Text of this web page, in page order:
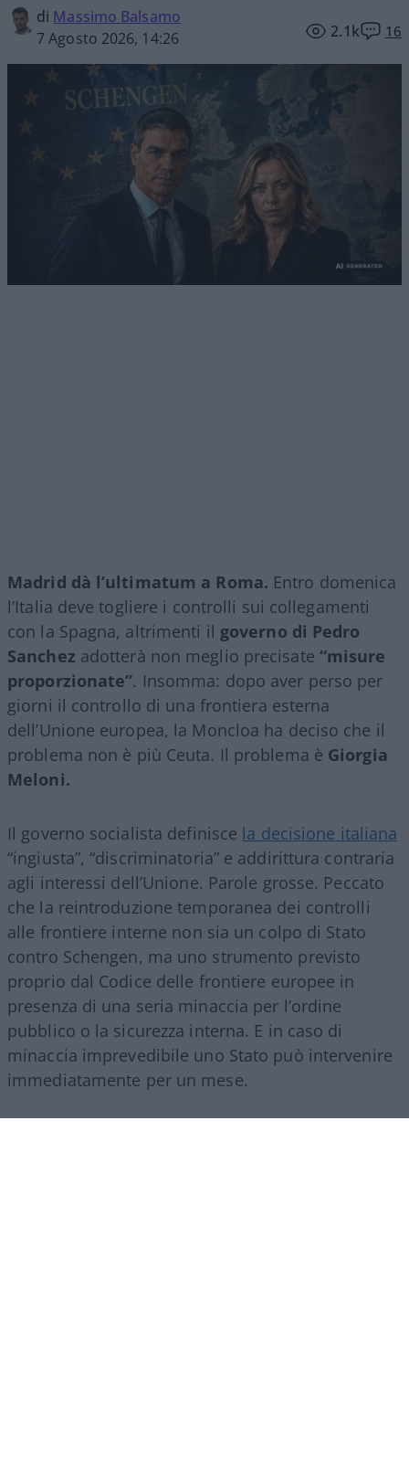
di Massimo Balsamo
7 Agosto 2026, 14:26
2.1k 16
Madrid dà l’ultimatum a Roma. Entro domenica
l’Italia deve togliere i controlli sui collegamenti
con la Spagna, altrimenti il governo di Pedro
Sanchez adotterà non meglio precisate “misure
proporzionate”. Insomma: dopo aver perso per
giorni il controllo di una frontiera esterna
dell’Unione europea, la Moncloa ha deciso che il
problema non è più Ceuta. Il problema è Giorgia
Meloni.
Il governo socialista definisce la decisione italiana
“ingiusta”, “discriminatoria” e addirittura contraria
agli interessi dell’Unione. Parole grosse. Peccato
che la reintroduzione temporanea dei controlli
alle frontiere interne non sia un colpo di Stato
contro Schengen, ma uno strumento previsto
proprio dal Codice delle frontiere europee in
presenza di una seria minaccia per l’ordine
pubblico o la sicurezza interna. E in caso di
minaccia imprevedibile uno Stato può intervenire
immediatamente per un mese.